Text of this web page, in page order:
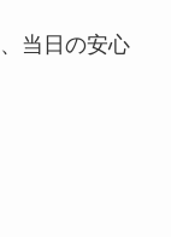
当日の安心